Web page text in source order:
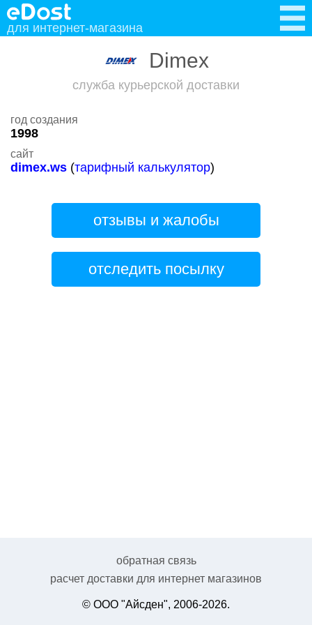
для интернет-магазина
Dimex
служба курьерской доставки
год создания
1998
сайт
dimex.ws (тарифный калькулятор)
отзывы и жалобы
отследить посылку
обратная связь
расчет доставки для интернет магазинов
© ООО "Айсден", 2006-2026.